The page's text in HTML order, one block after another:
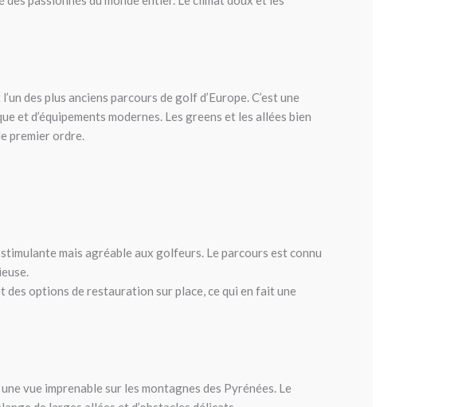
des plus anciens parcours de golf d’Europe. C’est une
d’équipements modernes. Les greens et les allées bien
premier ordre.
mais agréable aux golfeurs. Le parcours est connu
options de restauration sur place, ce qui en fait une
vue imprenable sur les montagnes des Pyrénées. Le